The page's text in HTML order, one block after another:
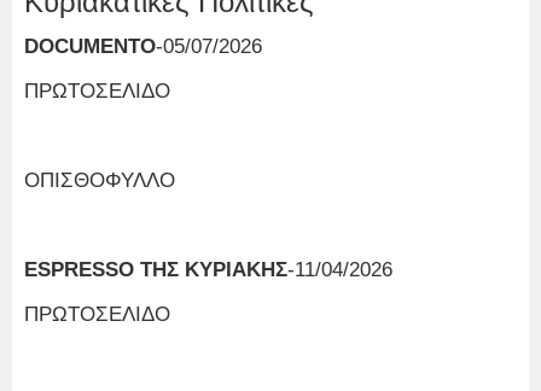
DOCUMENTO-05/07/2026
ΠΡΩΤΟΣΕΛΙΔΟ
ΟΠΙΣΘΟΦΥΛΛΟ
ESPRESSO ΤΗΣ ΚΥΡΙΑΚΗΣ-11/04/2026
ΠΡΩΤΟΣΕΛΙΔΟ